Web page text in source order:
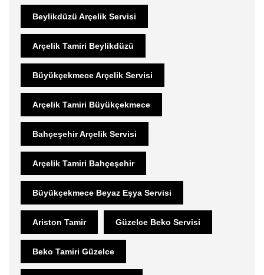
Beylikdüzü Arçelik Servisi
Arçelik Tamiri Beylikdüzü
Büyükçekmece Arçelik Servisi
Arçelik Tamiri Büyükçekmece
Bahçeşehir Arçelik Servisi
Arçelik Tamiri Bahçeşehir
Büyükçekmece Beyaz Eşya Servisi
Ariston Tamir Güzelce Beko Servisi
Beko Tamiri Güzelce